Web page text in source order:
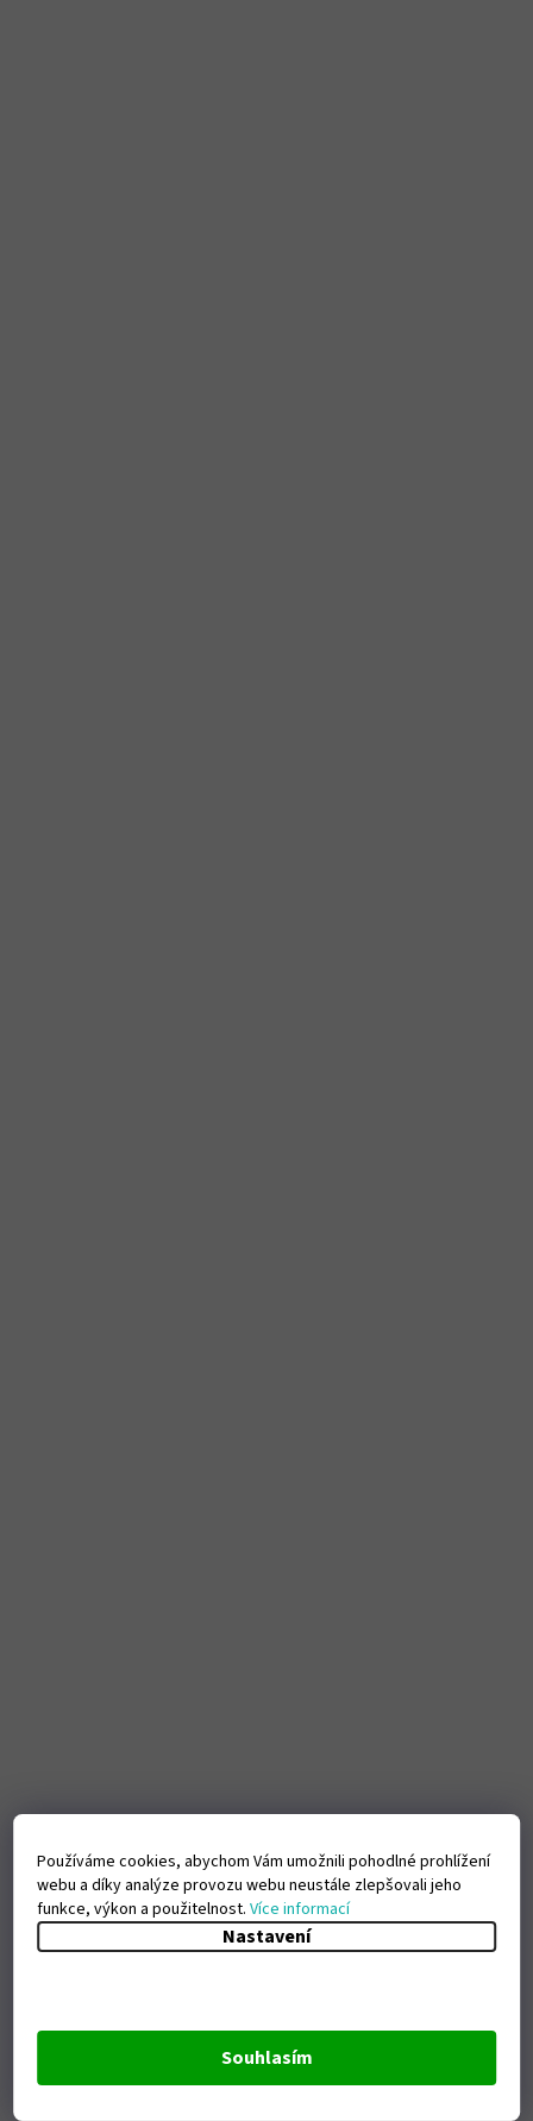
Používáme cookies, abychom Vám umožnili pohodlné prohlížení
webu a díky analýze provozu webu neustále zlepšovali jeho
funkce, výkon a použitelnost.Více informací
Nastavení
Souhlasím